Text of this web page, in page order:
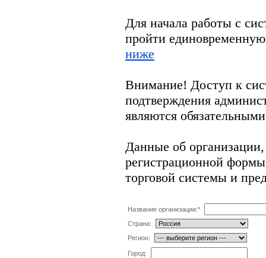
Для начала работы с
пройти
ниже
Внимание! Доступ к
подтверждения
являются
Данные об
регистрационной
торговой системы и
Название организации:*
Страна:
Регион:
Город: